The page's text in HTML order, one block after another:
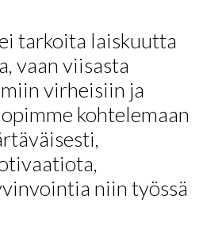
tarkoita laiskuutta
vaan viisasta
virheisiin ja
kohtelemaan
niin työssä